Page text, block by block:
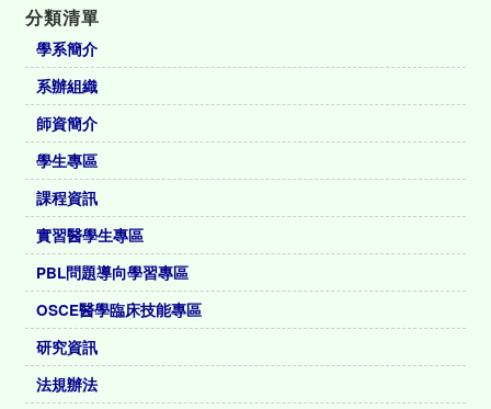
分類清單
學系簡介
系辦組織
師資簡介
學生專區
課程資訊
實習醫學生專區
PBL問題導向學習專區
OSCE醫學臨床技能專區
研究資訊
法規辦法